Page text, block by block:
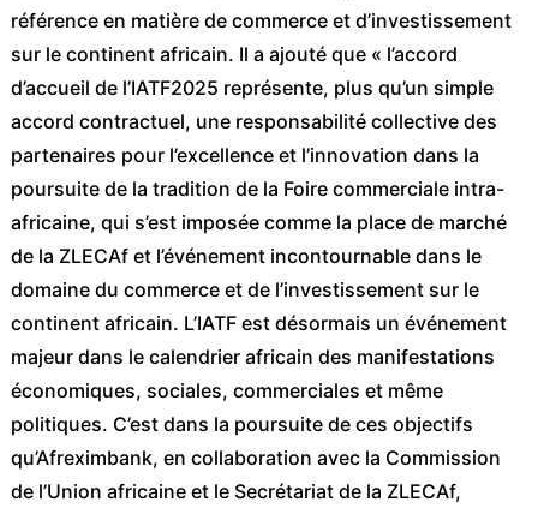
référence en matière de commerce et d’investissement
sur le continent africain. Il a ajouté que « l’accord
d’accueil de l’IATF2025 représente, plus qu’un simple
accord contractuel, une responsabilité collective des
partenaires pour l’excellence et l’innovation dans la
poursuite de la tradition de la Foire commerciale intra-
africaine, qui s’est imposée comme la place de marché
de la ZLECAf et l’événement incontournable dans le
domaine du commerce et de l’investissement sur le
continent africain. L’IATF est désormais un événement
majeur dans le calendrier africain des manifestations
économiques, sociales, commerciales et même
politiques. C’est dans la poursuite de ces objectifs
qu’Afreximbank, en collaboration avec la Commission
de l’Union africaine et le Secrétariat de la ZLECAf,